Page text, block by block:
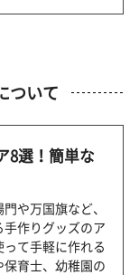
ついて
8選！簡単な
や万国旗など、
作りグッズのア
て手軽に作れる
育士、幼稚園の